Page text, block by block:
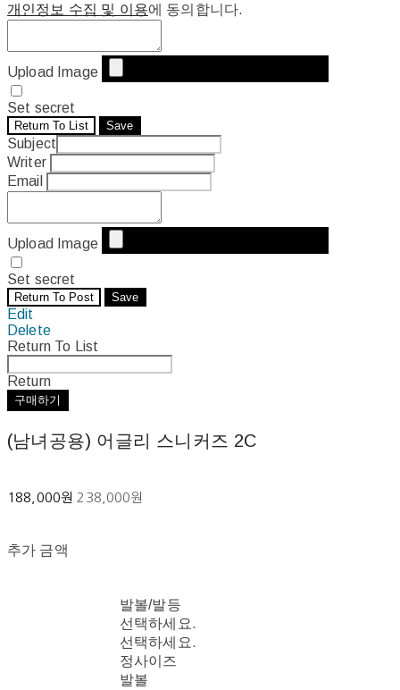
개인정보 수집 및 이용에 동의합니다.
Upload Image
Set secret
Return To List Save
Subject
Writer
Email
Upload Image
Set secret
Return To Post Save
Edit
Delete
Return To List
Return
구매하기
(남녀공용) 어글리 스니커즈 2C
188,000원 238,000원
추가 금액
발볼/발등
선택하세요.
선택하세요.
정사이즈
발볼